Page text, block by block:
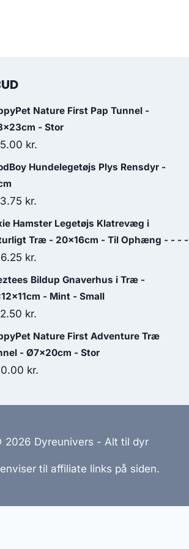
Nature First Pap Tunnel -
- Stor
kr..
kr.
aktuelle
45.00 kr..
Hundelegetøjs Plys Rensdyr -
61.25 kr..
kr.
aktuelle
pris
53.75 kr..
Hamster Legetøjs Klatrevæg i
Træ - 20x16cm - Til Ophæng - - - -
41.25 kr..
kr.
aktuelle
pris
36.25 kr..
Bildup Gnaverhus i Træ -
- Mint - Small
kr.
aktuelle
pris
Nature First Adventure Træ
- Ø7x20cm - Stor
kr..
kr.
pris
50.00 kr..
2026 Dyreunivers - Alt til dyr
til affiliate links på siden.